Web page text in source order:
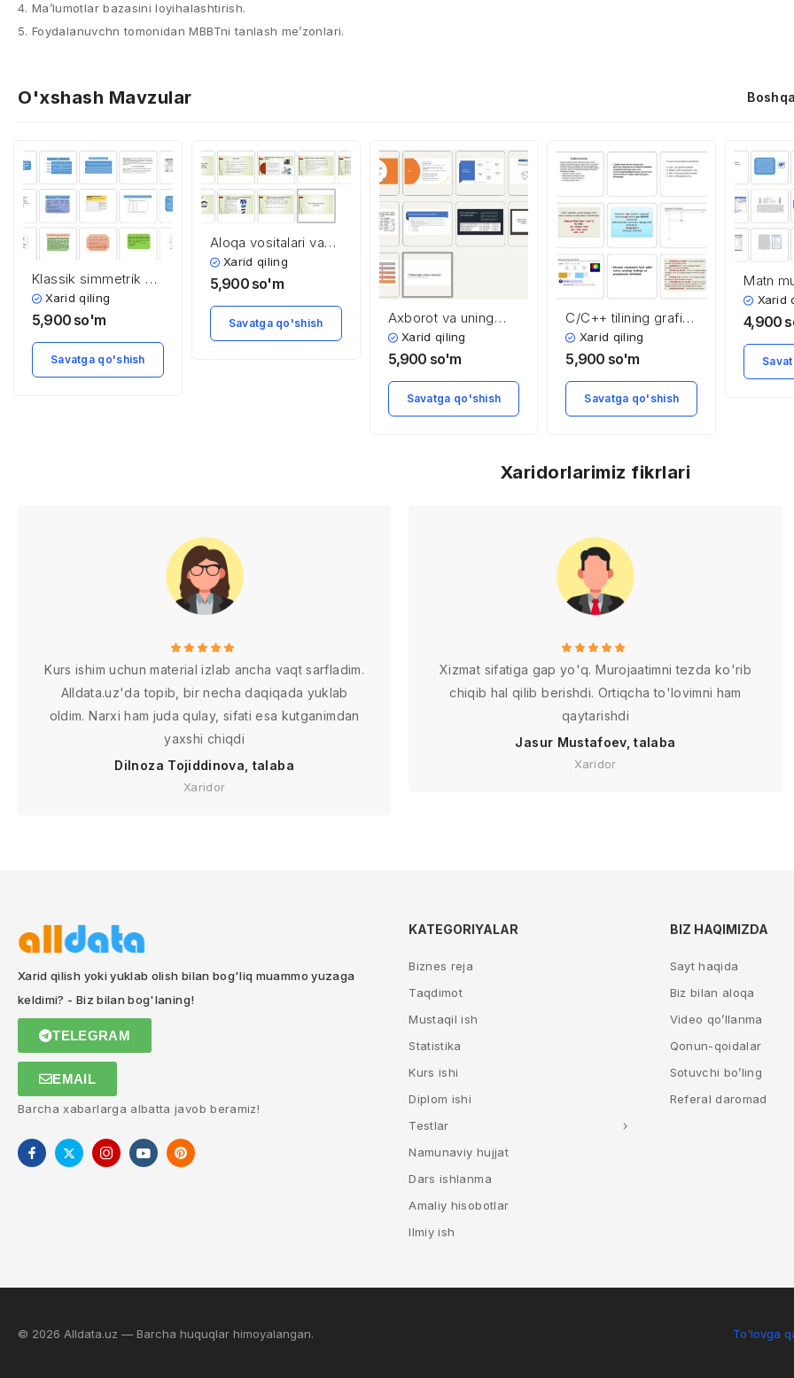
4. Ma’lumotlar bazasini loyihalashtirish.
5. Foydalanuvchn tomonidan MBBTni tanlash me’zonlari.
O'xshash Mavzular
Klassik simmetrik va
zamonaviy
simmetrik
Xarid qiling
5,900 so'm
Savatga qo'shish
Aloqa vositalari va
mobil aloqa
texnologiyalari
Xarid qiling
5,900 so'm
Savatga qo'shish
Axborot va uning
ahamiyati
Xarid qiling
5,900 so'm
Savatga qo'shish
C/C++ tilining grafik
imkoniyatlari
Xarid qiling
5,900 so'm
Savatga qo'shish
Matn
Xarid
4,900
Xaridorlarimiz fikrlari
Kurs ishim uchun material izlab ancha vaqt sarfladim.
Alldata.uz'da topib, bir necha daqiqada yuklab
oldim. Narxi ham juda qulay, sifati esa kutganimdan
yaxshi chiqdi
Dilnoza Tojiddinova, talaba
Xaridor
Xizmat sifatiga gap yo'q. Murojaatimni tezda ko'rib
chiqib hal qilib berishdi. Ortiqcha to'lovimni ham
qaytarishdi
Jasur Mustafoev, talaba
Xaridor
Xarid qilish yoki yuklab olish bilan bog'liq muammo yuzaga
keldimi? - Biz bilan bog'laning!
TELEGRAM
EMAIL
Barcha xabarlarga albatta javob beramiz!
KATEGORIYALAR
Biznes reja
Taqdimot
Mustaqil ish
Statistika
Kurs ishi
Diplom ishi
Testlar
Namunaviy hujjat
Dars ishlanma
Amaliy hisobotlar
Ilmiy ish
BIZ HAQIMIZDA
Sayt haqida
Biz bilan aloqa
Video qo’llanma
Qonun-qoidalar
Sotuvchi bo’ling
Referal daromad
© 2026 Alldata.uz — Barcha huquqlar himoyalangan. To'lovga